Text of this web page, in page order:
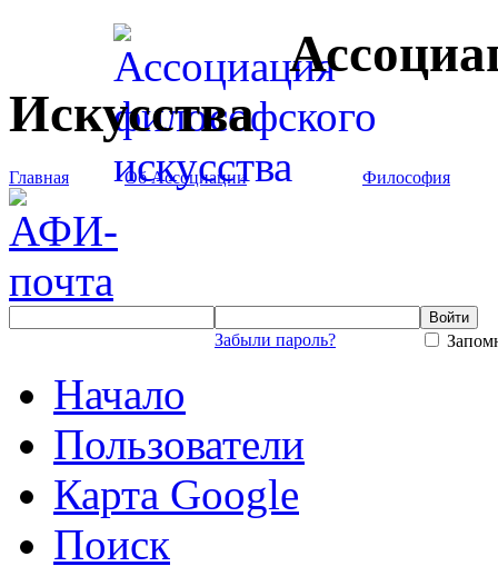
Искусства
Главная Об Ассоциации Философия
Забыли пароль?
Начало
Пользователи
Карта Google
Поиск